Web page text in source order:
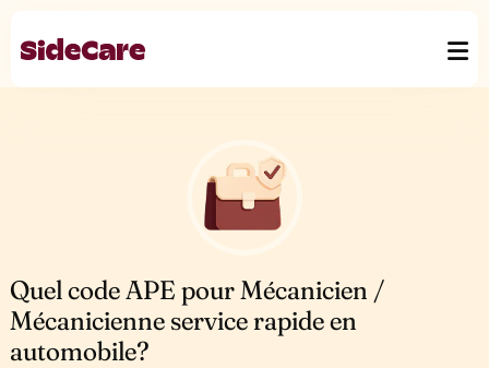
Quel code APE pour Mécanicien /
Mécanicienne service rapide en
automobile?